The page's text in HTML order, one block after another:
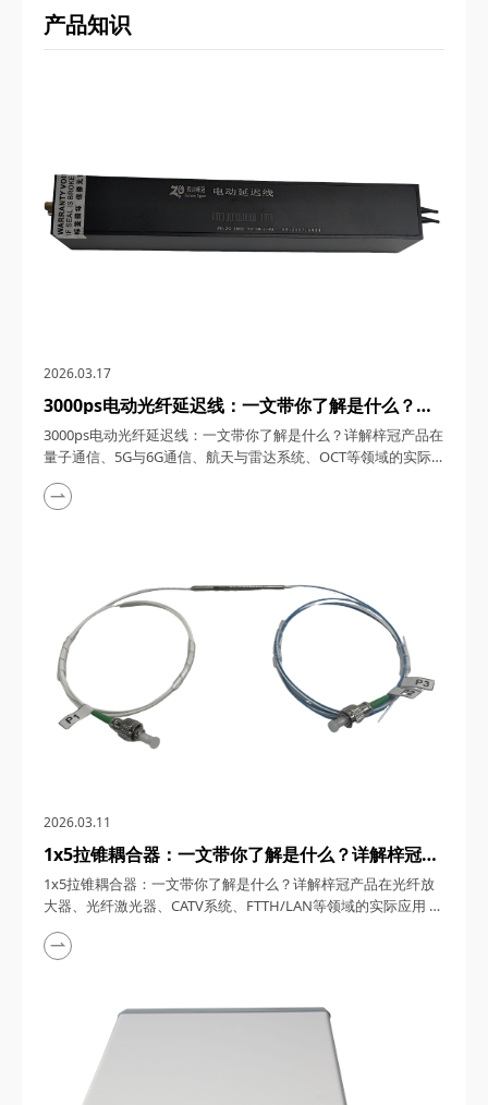
产品知识
2026.03.17
3000ps电动光纤延迟线：一文带你了解是什么？详
解梓冠产品在量子通信、5G与6G通信、航天与雷达
系统、OCT等领域的实际应用
3000ps电动光纤延迟线：一文带你了解是什么？详解梓冠产品在
量子通信、5G与6G通信、航天与雷达系统、OCT等领域的实际
应用 3000ps电动光纤延迟线，在高速发展的光通信与探测技术
领域，凭借其卓越的性能和广泛的应用潜力，成为了众多高科技
2026.03.11
1x5拉锥耦合器：一文带你了解是什么？详解梓冠产
品在光纤放大器、光纤激光器、CATV系统、
FTTH/LAN等领域的实际应用
1x5拉锥耦合器：一文带你了解是什么？详解梓冠产品在光纤放
大器、光纤激光器、CATV系统、FTTH/LAN等领域的实际应用
1x5拉锥耦合器，在光纤通信与传感技术迅猛发展的今天，凭借
其独特的设计、卓越的性能以及广泛的应用场景，成为了光纤网
款产品的内在魅力。 一、1...